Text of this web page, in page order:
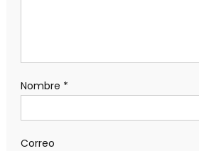
Nombre *
Correo